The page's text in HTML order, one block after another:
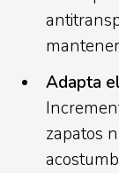
Adapta
zapatos